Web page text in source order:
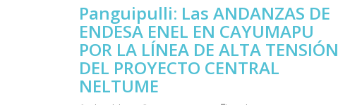
Panguipulli: Las ANDANZAS DE
ENDESA ENEL EN CAYUMAPU
POR LA LÍNEA DE ALTA TENSIÓN
DEL PROYECTO CENTRAL
NELTUME